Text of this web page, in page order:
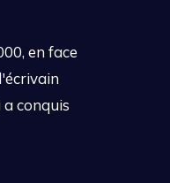
en face
conquis